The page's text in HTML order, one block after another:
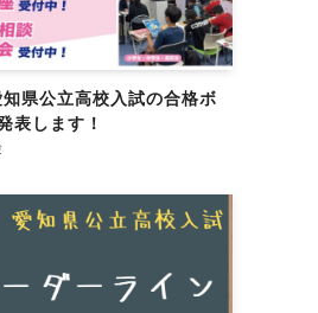
知県公立高校入試の合格ボ
表します！